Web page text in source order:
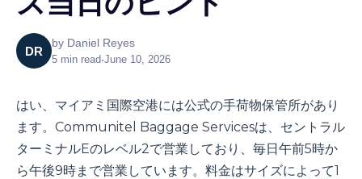
DR
by Daniel Reyes
5 min read•June 10, 2026
はい、マイアミ国際空港には公式の手荷物保管所があり
ます。Communitel Baggage Servicesは、セントラル
ターミナルEのレベル2で営業しており、毎日午前5時か
ら午後9時まで営業しています。料金はサイズによって1